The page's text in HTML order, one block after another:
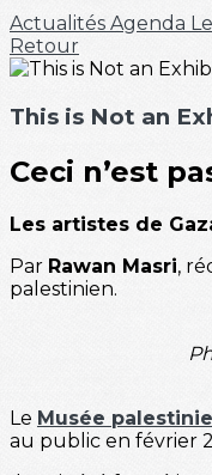
Actualités Agenda
Retour
This is Not an
Ceci n’est
Les artistes de
Par Rawan Masri,
palestinien.
Le Musée
au public en février